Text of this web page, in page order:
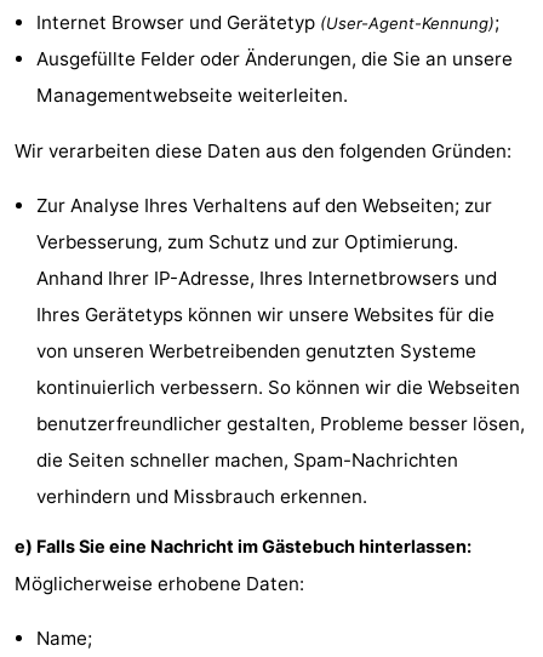
Internet Browser und Gerätetyp (User-Agent-Kennung);
Ausgefüllte Felder oder Änderungen, die Sie an unsere
Managementwebseite weiterleiten.
Wir verarbeiten diese Daten aus den folgenden Gründen:
Zur Analyse Ihres Verhaltens auf den Webseiten; zur
Verbesserung, zum Schutz und zur Optimierung.
Anhand Ihrer IP-Adresse, Ihres Internetbrowsers und
Ihres Gerätetyps können wir unsere Websites für die
von unseren Werbetreibenden genutzten Systeme
kontinuierlich verbessern. So können wir die Webseiten
benutzerfreundlicher gestalten, Probleme besser lösen,
die Seiten schneller machen, Spam-Nachrichten
verhindern und Missbrauch erkennen.
e) Falls Sie eine Nachricht im Gästebuch hinterlassen:
Möglicherweise erhobene Daten:
Name;